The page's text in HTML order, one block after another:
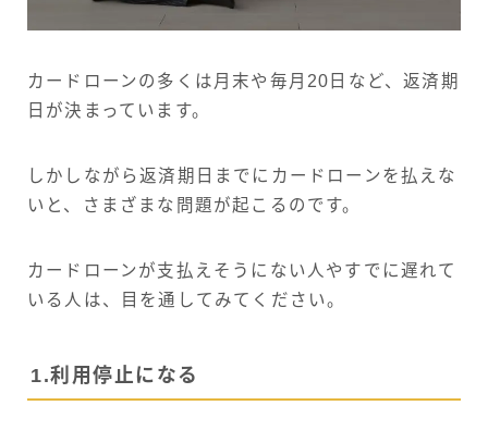
カードローンの多くは月末や毎月20日など、返済期
日が決まっています。
しかしながら返済期日までにカードローンを払えな
いと、さまざまな問題が起こるのです。
カードローンが支払えそうにない人やすでに遅れて
いる人は、目を通してみてください。
1.利用停止になる